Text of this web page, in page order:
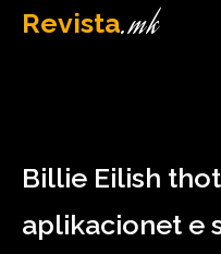
Revista.mk
March 5, 2023
Billie Eilish
aplikacionet e